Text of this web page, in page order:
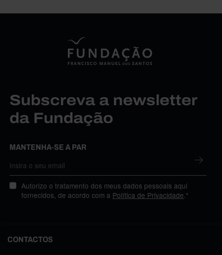
Subscreva a newsletter
da Fundação
MANTENHA-SE A PAR
Autorizo o tratamento dos meus dados pessoais aqui
fornecidos, de acordo com a Política de Privacidade .*
CONTACTOS